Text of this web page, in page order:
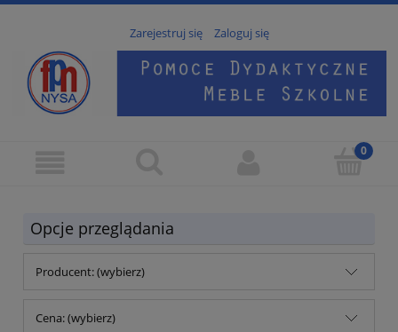
Zarejestruj się Zaloguj się
Opcje przeglądania
Producent: (wybierz)
Cena: (wybierz)